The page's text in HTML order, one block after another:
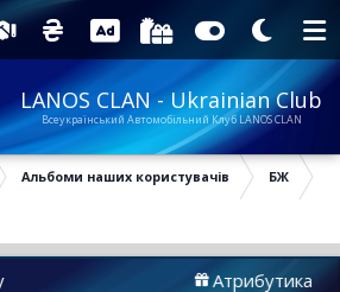
LANOS CLAN - Ukrainian Club
Всеукраїнський Автомобільний Клуб LANOS CLAN
Альбоми наших користувачів БЖ
Атрибутика